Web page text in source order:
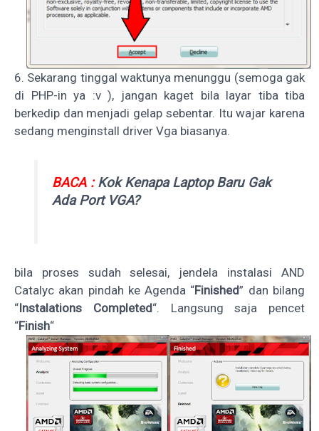
6. Sekarang tinggal waktunya menunggu (semoga gak
di PHP-in ya :v ), jangan kaget bila layar tiba tiba
berkedip dan menjadi gelap sebentar. Itu wajar karena
sedang menginstall driver Vga biasanya.
BACA : Kok Kenapa Laptop Baru Gak
Ada Port VGA?
bila proses sudah selesai, jendela instalasi AND
Catalyc akan pindah ke Agenda “Finished” dan bilang
“Instalations Completed“. Langsung saja pencet
“Finish“